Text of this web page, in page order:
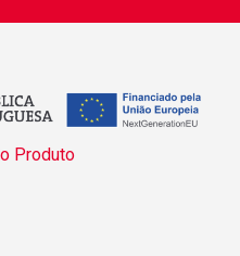
Produto